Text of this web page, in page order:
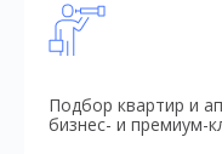
Подбор квартир и
бизнес- и премиум-